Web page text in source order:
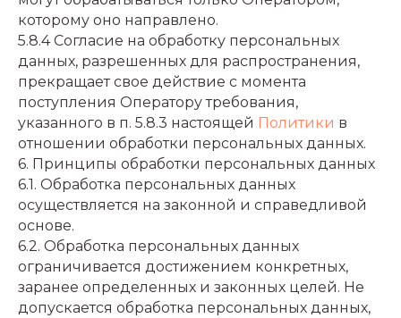
которому оно направлено.
5.8.4 Согласие на обработку персональных
данных, разрешенных для распространения,
прекращает свое действие с момента
поступления Оператору требования,
указанного в п. 5.8.3 настоящей Политики в
отношении обработки персональных данных.
6. Принципы обработки персональных данных
6.1. Обработка персональных данных
осуществляется на законной и справедливой
основе.
6.2. Обработка персональных данных
ограничивается достижением конкретных,
заранее определенных и законных целей. Не
допускается обработка персональных данных,